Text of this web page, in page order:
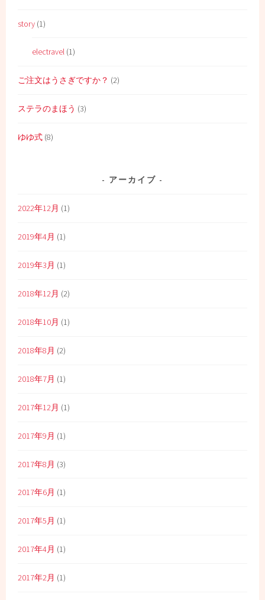
story (1)
electravel (1)
ご注文はうさぎですか？ (2)
ステラのまほう (3)
ゆゆ式 (8)
アーカイブ
2022年12月 (1)
2019年4月 (1)
2019年3月 (1)
2018年12月 (2)
2018年10月 (1)
2018年8月 (2)
2018年7月 (1)
2017年12月 (1)
2017年9月 (1)
2017年8月 (3)
2017年6月 (1)
2017年5月 (1)
2017年4月 (1)
2017年2月 (1)